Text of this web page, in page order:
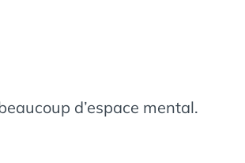
d’espace mental.